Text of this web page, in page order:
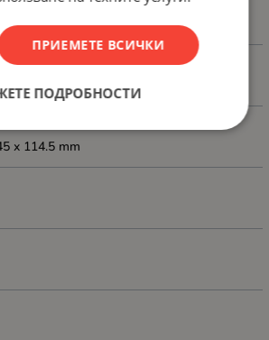
x 114.5 mm
ПРИЕМЕТЕ ВСИЧКИ
ПОДРОБНОСТИ